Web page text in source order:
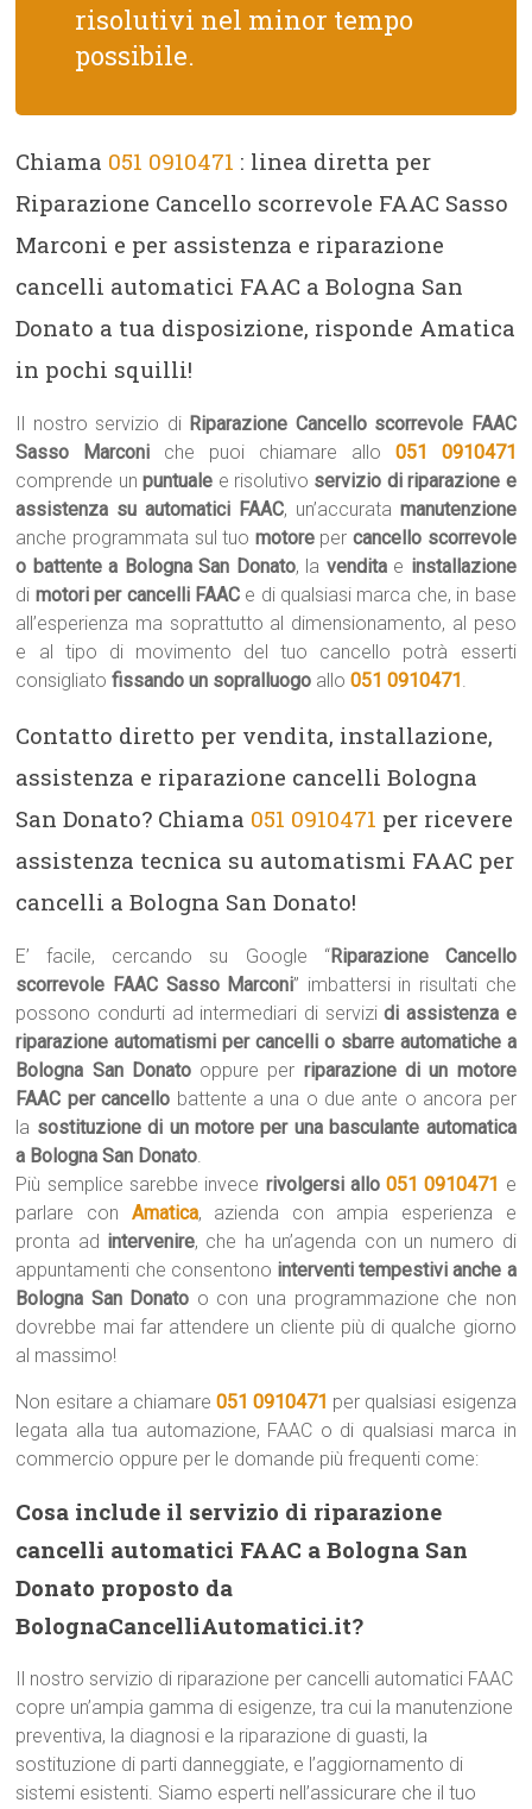
risolutivi nel minor tempo
possibile.
Chiama 051 0910471 : linea diretta per
Riparazione Cancello scorrevole FAAC Sasso
Marconi e per assistenza e riparazione
cancelli automatici FAAC a Bologna San
Donato a tua disposizione, risponde Amatica
in pochi squilli!
Il nostro servizio di Riparazione Cancello scorrevole FAAC
Sasso Marconi che puoi chiamare allo 051 0910471
comprende unpuntuale e risolutivo servizio di riparazione e
assistenza su automatici FAAC, un’accurata manutenzione
anche programmata sul tuo motoreper cancello scorrevole
o battente a Bologna San Donato, la venditae installazione
di motori per cancelli FAACe di qualsiasi marca che, in base
all’esperienza ma soprattutto al dimensionamento, al peso
e al tipo di movimento del tuo cancello potrà esserti
consigliatofissando un sopralluogo allo051 0910471.
Contatto diretto per vendita, installazione,
assistenza e riparazione cancelli Bologna
San Donato? Chiama 051 0910471 per ricevere
assistenza tecnica su automatismi FAAC per
cancelli a Bologna San Donato!
E’ facile, cercando su Google “Riparazione Cancello
scorrevole FAAC Sasso Marconi” imbattersi in risultati che
possono condurti ad intermediari di servizidi assistenza e
riparazione automatismi per cancelli o sbarre automatiche a
Bologna San Donato oppure per riparazione di un motore
FAAC per cancello battente a una o due ante o ancora per
la sostituzione di un motore per una basculante automatica
a Bologna San Donato.
Più semplice sarebbe invece rivolgersi allo051 0910471 e
parlare con Amatica, azienda con ampia esperienza e
pronta ad intervenire, che ha un’agenda con un numero di
appuntamenti che consentono interventi tempestivi anche a
Bologna San Donato o con una programmazione che non
dovrebbe mai far attendere un cliente più di qualche giorno
al massimo!
Non esitare a chiamare 051 0910471 per qualsiasi esigenza
legata alla tua automazione, FAAC o di qualsiasi marca in
commercio oppure per le domande più frequenti come:
Cosa include il servizio di riparazione
cancelli automatici FAAC a Bologna San
Donato proposto da
BolognaCancelliAutomatici.it?
Il nostro servizio di riparazione per cancelli automatici FAAC
copre un’ampia gamma di esigenze, tra cui la manutenzione
preventiva, la diagnosi e la riparazione di guasti, la
sostituzione di parti danneggiate, e l’aggiornamento di
sistemi esistenti. Siamo esperti nell’assicurare che il tuo